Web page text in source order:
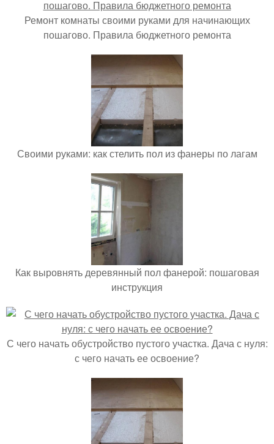
Ремонт комнаты своими руками для начинающих
пошагово. Правила бюджетного ремонта
Своими руками: как стелить пол из фанеры по лагам
Как выровнять деревянный пол фанерой: пошаговая
инструкция
С чего начать обустройство пустого участка. Дача с нуля:
с чего начать ее освоение?